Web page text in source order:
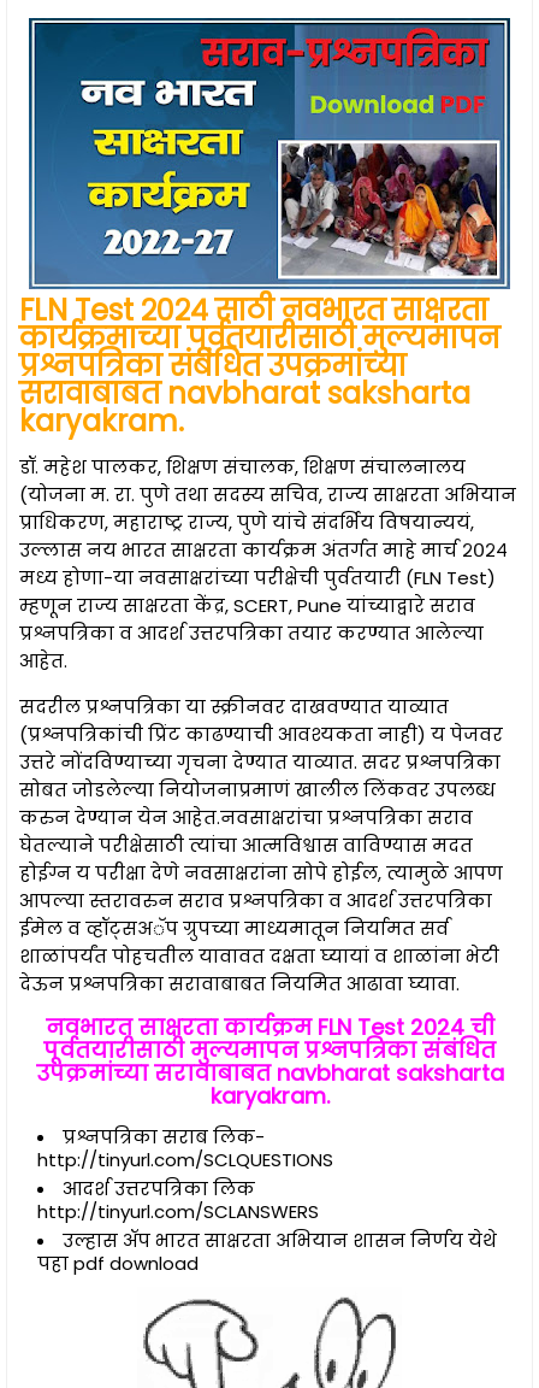
FLN Test २०२४ साठी नवभारत साक्षरता
कार्यक्रमाच्या पूर्वतयारीसाठी मुल्यमापन
प्रश्नपत्रिका संबंधित उपक्रमांच्या
सरावाबाबत navbharat saksharta
karyakram.
डॉ. महेश पालकर, शिक्षण संचालक, शिक्षण संचालनालय
(योजना म. रा. पुणे तथा सदस्य सचिव, राज्य साक्षरता अभियान
प्राधिकरण, महाराष्ट्र राज्य, पुणे यांचे संदर्भिय विषयान्ययं,
उल्लास नय भारत साक्षरता कार्यक्रम अंतर्गत माहे मार्च २०२४
मध्य होणा-या नवसाक्षरांच्या परीक्षेची पुर्वतयारी (FLN Test)
म्हणून राज्य साक्षरता केंद्र, SCERT, Pune यांच्याद्वारे सराव
प्रश्नपत्रिका व आदर्श उत्तरपत्रिका तयार करण्यात आलेल्या
आहेत.
सदरील प्रश्नपत्रिका या स्क्रीनवर दाखवण्यात याव्यात
(प्रश्नपत्रिकांची प्रिंट काढण्याची आवश्यकता नाही) य पेजवर
उत्तरे नोंदविण्याच्या गृचना देण्यात याव्यात. सदर प्रश्नपत्रिका
सोबत जोडलेल्या नियोजनाप्रमाणं खालील लिंकवर उपलब्ध
करुन देण्यान येन आहेत.नवसाक्षरांचा प्रश्नपत्रिका सराव
घेतल्याने परीक्षेसाठी त्यांचा आत्मविश्वास वाविण्यास मदत
होईग्न य परीक्षा देणे नवसाक्षरांना सोपे होईल, त्यामुळे आपण
आपल्या स्तरावरुन सराव प्रश्नपत्रिका व आदर्श उत्तरपत्रिका
ईमेल व व्हॉट्सअॅप ग्रुपच्या माध्यमातून निर्यामत सर्व
शाळांपर्यंत पोहचतील यावावत दक्षता घ्यायां व शाळांना भेटी
देऊन प्रश्नपत्रिका सरावाबाबत नियमित आढावा घ्यावा.
नवभारत साक्षरता कार्यक्रम FLN Test 2024 ची
पूर्वतयारीसाठी मुल्यमापन प्रश्नपत्रिका संबंधित
उपक्रमांच्या सरावाबाबत navbharat saksharta
karyakram.
प्रश्नपत्रिका सराब लिक-
http://tinyurl.com/SCLQUESTIONS
आदर्श उत्तरपत्रिका लिक
http://tinyurl.com/SCLANSWERS
उल्हास ॲप भारत साक्षरता अभियान शासन निर्णय येथे
पहा pdf download